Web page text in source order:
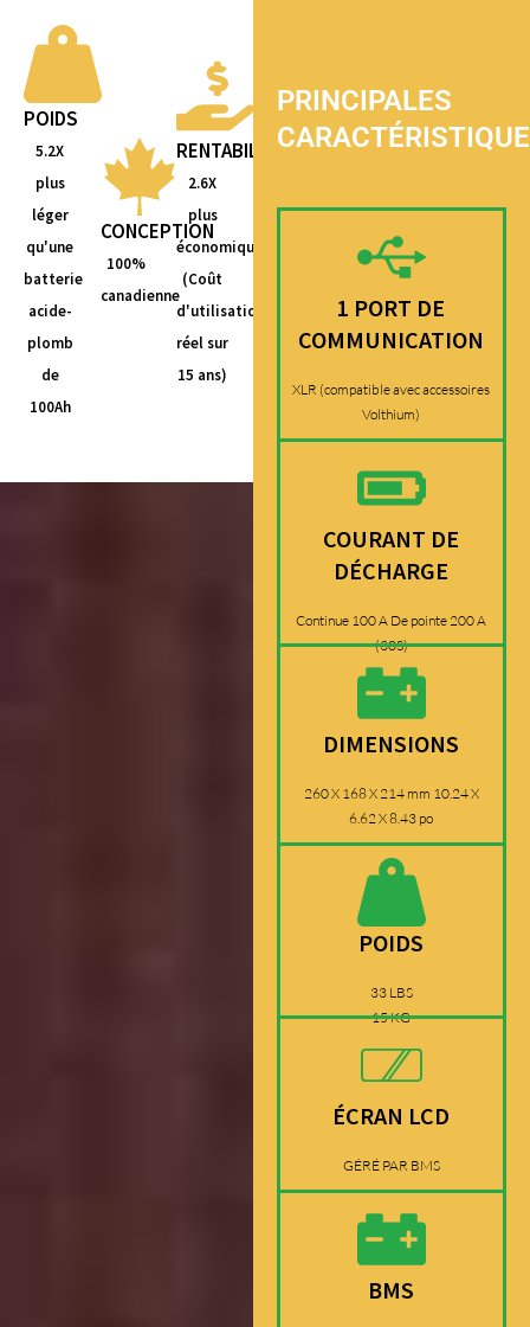
POIDS
5.2X
plus
léger
qu'une
batterie
acide-
plomb
de
100Ah
CONCEPTION
100%
canadienne
RENTABILITÉ
2.6X
plus
économique
(Coût
d'utilisation
réel sur
15 ans)
PRINCIPALES
1 PORT DE
COMMUNICATION
XLR (compatible avec accessoires
Volthium)
COURANT DE
DÉCHARGE
Continue 100 A De pointe 200 A
(30S)
DIMENSIONS
260 X 168 X 214 mm 10.24 X
6.62 X 8.43 po
POIDS
33 LBS
15 KG
ÉCRAN LCD
GÉRÉ PAR BMS
BMS